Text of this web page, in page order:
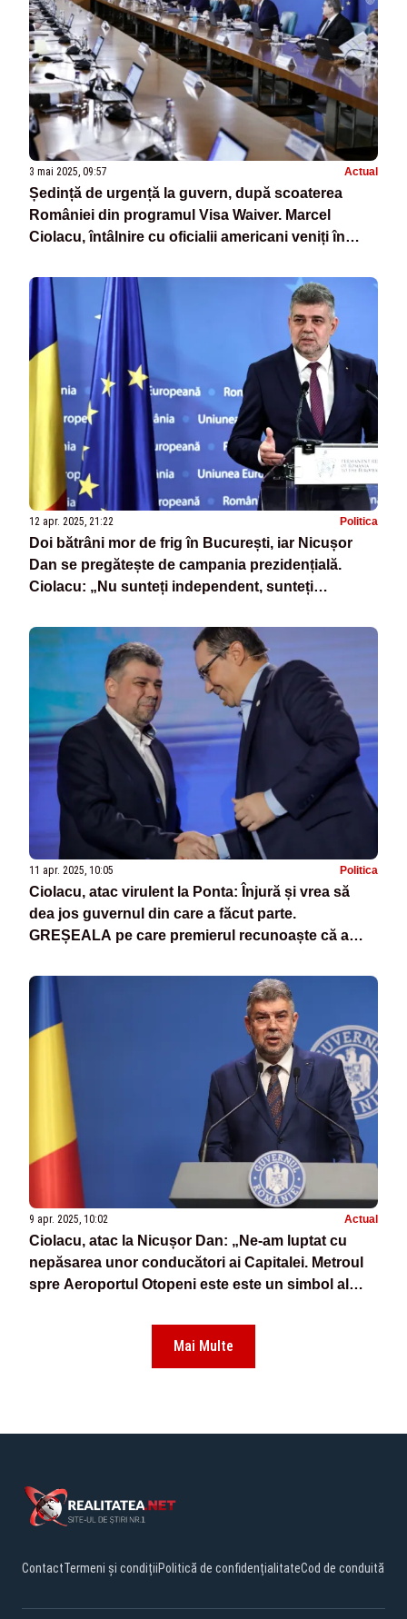
3 mai 2025, 09:57 Actual
Ședință de urgență la guvern, după scoaterea
României din programul Visa Waiver. Marcel
Ciolacu, întâlnire cu oficialii americani veniți în
12 apr. 2025, 21:22 Politica
Doi bătrâni mor de frig în București, iar Nicușor
Dan se pregătește de campania prezidențială.
Ciolacu: „Nu sunteți independent, sunteți
11 apr. 2025, 10:05 Politica
Ciolacu, atac virulent la Ponta: Înjură și vrea să
dea jos guvernul din care a făcut parte.
GREȘEALA pe care premierul recunoaște că a
9 apr. 2025, 10:02 Actual
Ciolacu, atac la Nicușor Dan: „Ne-am luptat cu
nepăsarea unor conducători ai Capitalei. Metroul
spre Aeroportul Otopeni este este un simbol al
Mai Multe
ContactTermeni și condițiiPolitică de confidențialitateCod de conduită